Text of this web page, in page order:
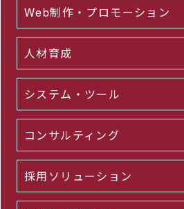
Web制作・プロモーション
人材育成
システム・ツール
コンサルティング
採用ソリューション